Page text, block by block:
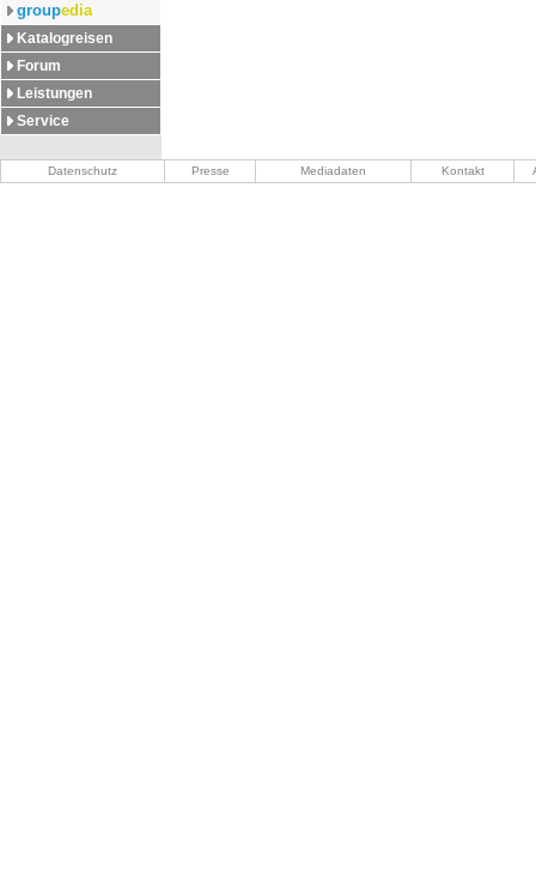
groupedia
Katalogreisen
Forum
Leistungen
Service
Datenschutz Presse Mediadaten Kontakt